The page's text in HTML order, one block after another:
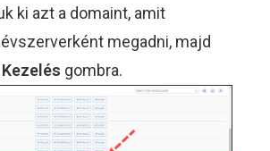
ki azt a domaint, amit
megadni, majd
Kezelés gombra.